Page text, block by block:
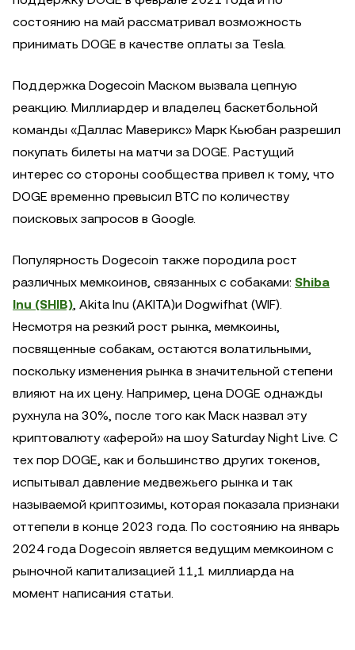
состоянию на май рассматривал возможность
принимать DOGE в качестве оплаты за Tesla.
Поддержка Dogecoin Маском вызвала цепную
реакцию. Миллиардер и владелец баскетбольной
команды «Даллас Маверикс» Марк Кьюбан разрешил
покупать билеты на матчи за DOGE. Растущий
интерес со стороны сообщества привел к тому, что
DOGE временно превысил BTC по количеству
поисковых запросов в Google.
Популярность Dogecoin также породила рост
различных мемкоинов, связанных с собаками: Shiba
Inu (SHIB), Akita Inu (AKITA)и Dogwifhat (WIF).
Несмотря на резкий рост рынка, мемкоины,
посвященные собакам, остаются волатильными,
поскольку изменения рынка в значительной степени
влияют на их цену. Например, цена DOGE однажды
рухнула на 30%, после того как Маск назвал эту
криптовалюту «аферой» на шоу Saturday Night Live. С
тех пор DOGE, как и большинство других токенов,
испытывал давление медвежьего рынка и так
называемой криптозимы, которая показала признаки
оттепели в конце 2023 года. По состоянию на январь
2024 года Dogecoin является ведущим мемкоином с
рыночной капитализацией 11,1 миллиарда на
момент написания статьи.